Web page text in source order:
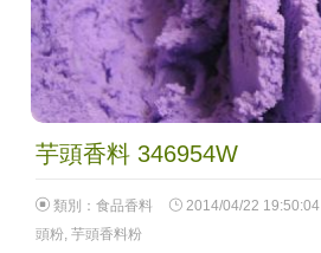
芋頭香料 346954W
類別： 食品香料 2014/04/22 19:50:04
頭粉, 芋頭香料粉